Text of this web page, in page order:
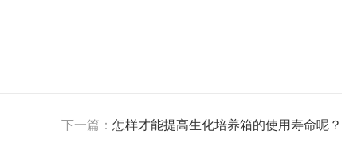
下一篇：怎样才能提高生化培养箱的使用寿命呢？